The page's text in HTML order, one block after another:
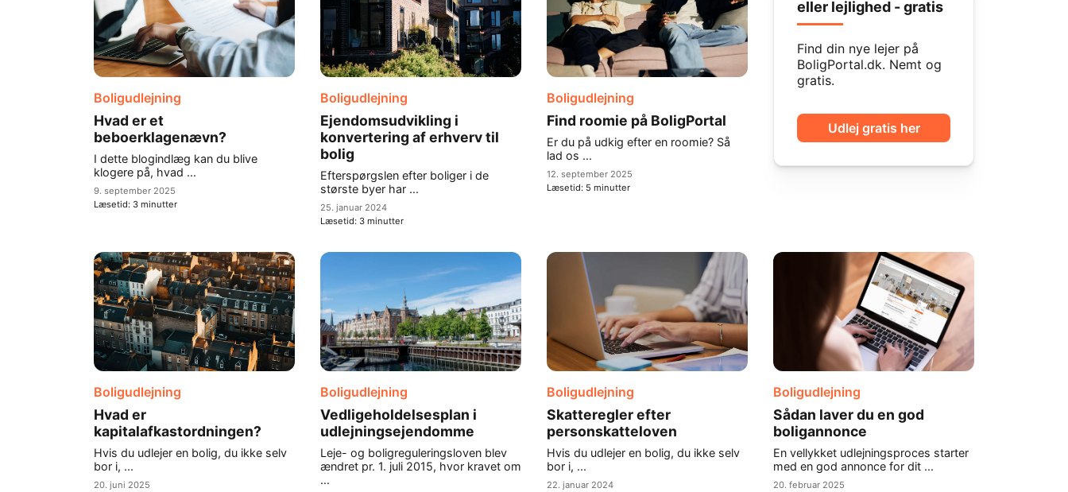
Boligudlejning
Hvad er et
beboerklagenævn?
I dette blogindlæg kan du blive
klogere på, hvad ...
9. september 2025
Læsetid: 3 minutter
Boligudlejning
Ejendomsudvikling i
konvertering af erhverv til
bolig
Efterspørgslen efter boliger i de
største byer har ...
25. januar 2024
Læsetid: 3 minutter
Boligudlejning
Find roomie på BoligPortal
Er du på udkig efter en roomie? Så
lad os ...
12. september 2025
Læsetid: 5 minutter
eller lejlighed - gratis
Find din nye lejer på
BoligPortal.dk. Nemt og
gratis.
Udlej gratis her
Boligudlejning
Hvad er
kapitalafkastordningen?
Hvis du udlejer en bolig, du ikke selv
bor i, ...
20. juni 2025
Boligudlejning
Vedligeholdelsesplan i
udlejningsejendomme
Leje- og boligreguleringsloven blev
ændret pr. 1. juli 2015, hvor kravet om
...
Boligudlejning
Skatteregler efter
personskatteloven
Hvis du udlejer en bolig, du ikke selv
bor i, ...
22. januar 2024
Boligudlejning
Sådan laver du en god
boligannonce
En vellykket udlejningsproces starter
med en god annonce for dit ...
20. februar 2025